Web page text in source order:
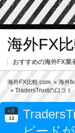
海外FX
おすすめの海外FX業
海外FX比較.com» 海外
» TradersTrustの口コ
6月
12